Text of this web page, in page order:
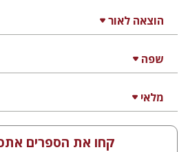
הוצאה לאור
שפה
מלאי
קחו את הספרים